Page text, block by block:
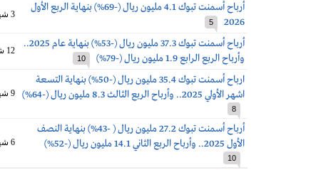
أرباح أسمنت تبوك 4.1 مليون ريال (-69%) بنهاية الربع الأول
2026
5
3 شهور
أرباح أسمنت تبوك 37.3 مليون ريال (-53%) بنهاية عام 2025..
وأرباح الربع الرابع 1.9 مليون ريال (-79%)
10
12 شهر
ارباح أسمنت تبوك 35.4 مليون ريال (-50%) بنهاية التسعة
اشهر الأولي 2025.. وأرباح الربع الثالث 8.3 مليون ريال (-64%)
8
9 شهور
أرباح أسمنت تبوك 27.2 مليون ريال ( -43%) بنهاية النصف
الأول 2025.. وأرباح الربع الثاني 14.1 مليون ريال (-52%)
10
6 شهور